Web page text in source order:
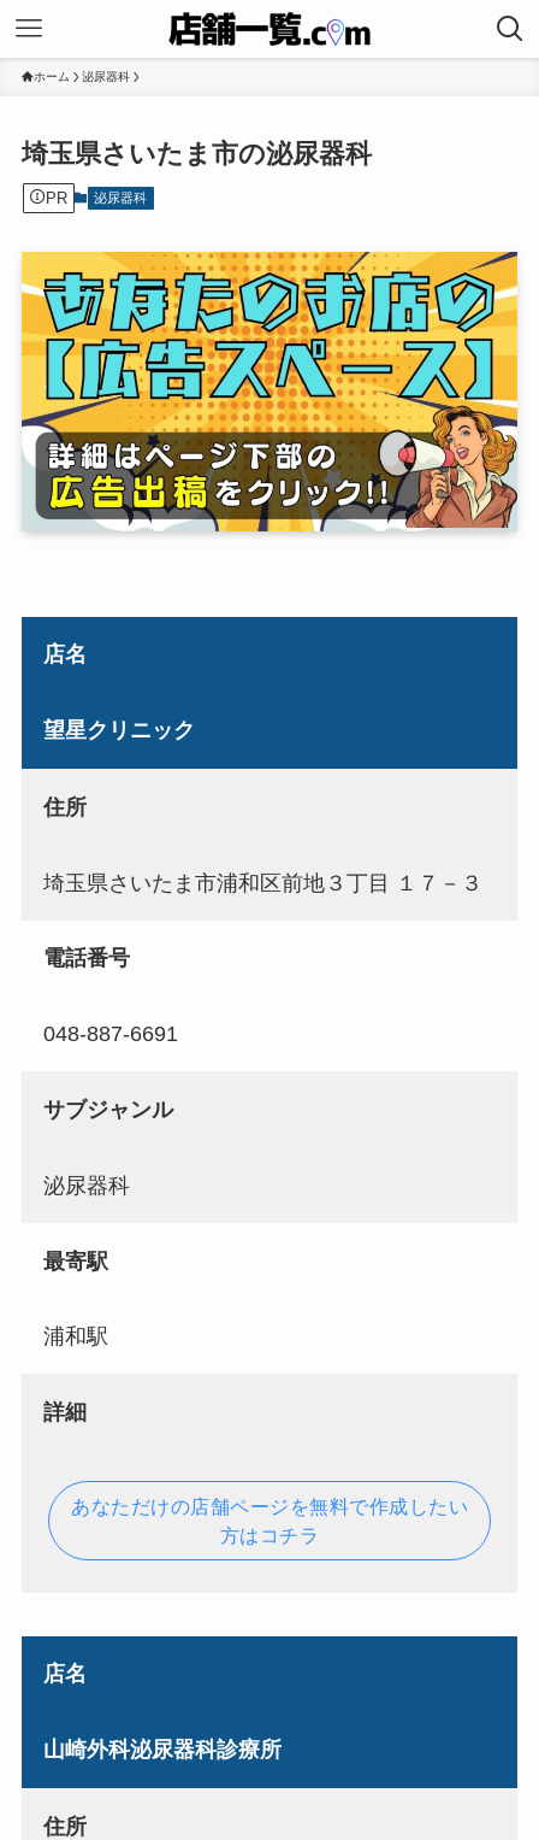
ホーム 泌尿器科
埼玉県さいたま市の泌尿器科
PR 泌尿器科
店名
望星クリニック
住所
埼玉県さいたま市浦和区前地３丁目 １７－３
電話番号
048-887-6691
サブジャンル
泌尿器科
最寄駅
浦和駅
詳細
あなただけの店舗ページを無料で作成したい
方はコチラ
店名
山崎外科泌尿器科診療所
住所